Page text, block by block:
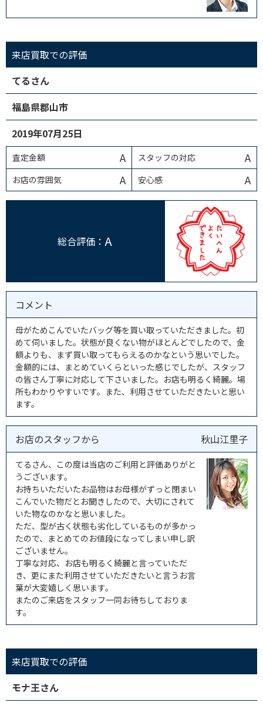
来店買取での評価
てるさん
福島県郡山市
2019年07月25日
査定金額 A スタッフの対応 A
お店の雰囲気 A 安心感 A
総合評価： A
コメント
母がためこんでいたバッグ等を買い取っていただきました。初
めて伺いました。状態が良くない物がほとんどでしたので、金
額よりも、まず買い取ってもらえるのかなという思いでした。
金額的には、まとめていくらといった感じでしたが、スタッフ
の皆さん丁寧に対応して下さいました。お店も明るく綺麗。場
所もわかりやすいです。また、利用させていただきたいと思い
ます。
お店のスタッフから 秋山江里子
てるさん、この度は当店のご利用と評価ありがと
うございます。
お持ちいただいたお品物はお母様がずっと閉まい
こんでいた物だとお聞きしたので、大切にされて
いた物なのかなと思いました。
ただ、型が古く状態も劣化しているものが多かっ
たので、まとめてのお値段になってしまい申し訳
ございません。
丁寧な対応、お店も明るく綺麗と言っていただ
き、更にまた利用させていただきたいと言うお言
葉が大変嬉しく思います。
またのご来店をスタッフ一同お待ちしておりま
す。
来店買取での評価
モナ王さん